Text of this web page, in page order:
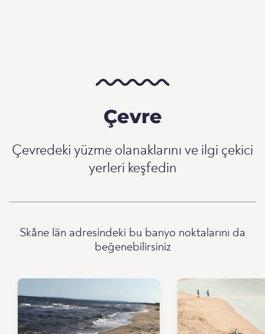
Çevre
Çevredeki yüzme olanaklarını ve ilgi çekici
yerleri keşfedin
Skåne län adresindeki bu banyo noktalarını da
beğenebilirsiniz